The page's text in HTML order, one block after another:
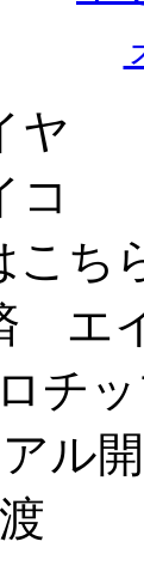
ヤ
コ
こ
エ
チ
ル